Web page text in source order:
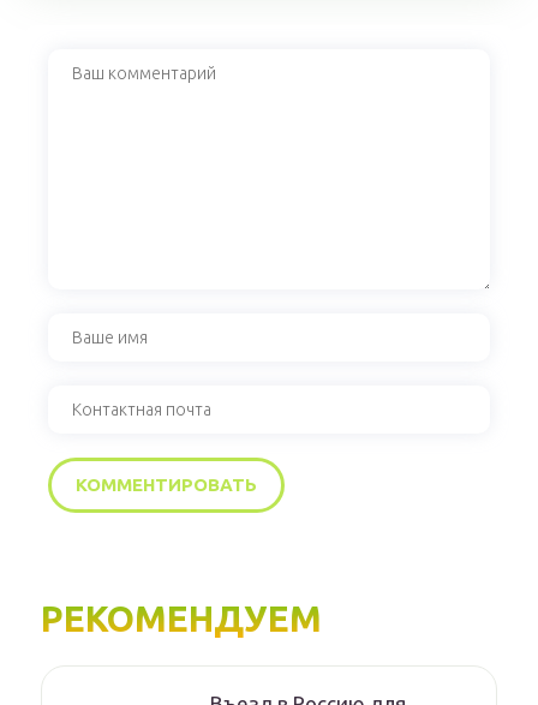
РЕКОМЕНДУЕМ